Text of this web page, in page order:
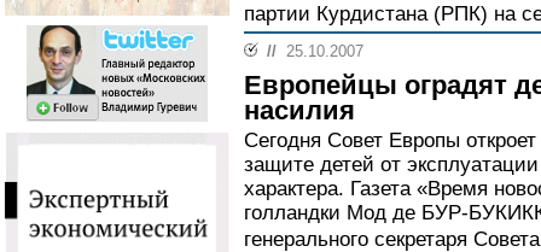
партии Курдистана (РПК) на
// 25.10.2007
Европейцы оградят
насилия
Сегодня Совет Европы
защите детей от
характера. Газета «Время
голландки Мод де БУР-
генерального секретаря